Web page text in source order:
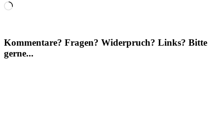
Loading…
Kommentare? Fragen? Widerpruch? Links? Bitte
gerne...